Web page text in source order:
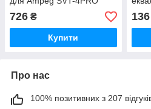
726 ₴
Купити
B-2R
136
Про нас
100% позитивних з 207